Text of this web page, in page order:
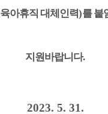
육아휴직 대체인력)를 붙
지원바랍니다.
2023. 5. 31.